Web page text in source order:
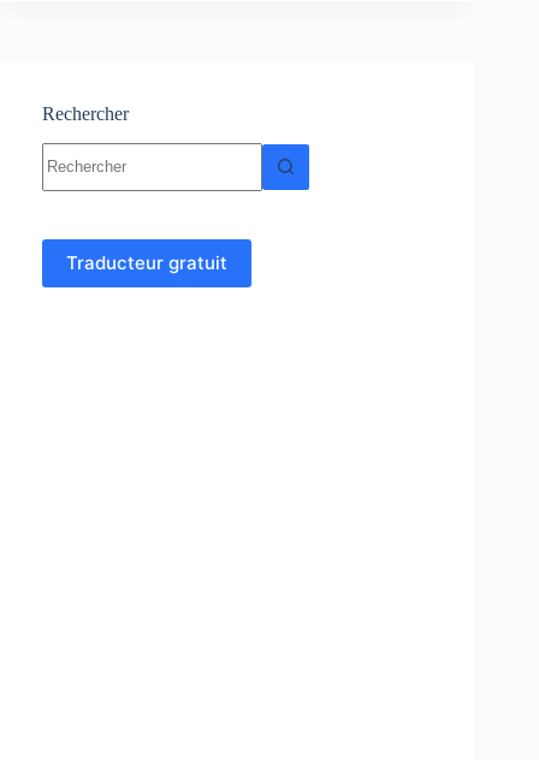
Rechercher
résultat
Traducteur gratuit